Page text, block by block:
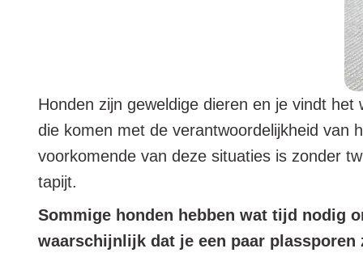
Honden zijn geweldige dieren en je vindt
die komen met de verantwoordelijkheid van
voorkomende van deze situaties is zonder
tapijt.
Sommige honden hebben wat tijd nodig
waarschijnlijk dat je een paar